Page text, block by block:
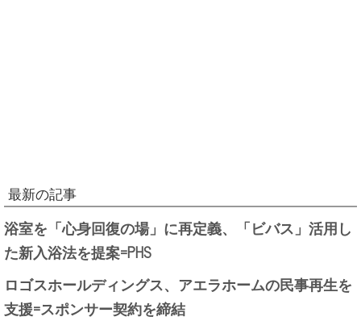
最新の記事
浴室を「心身回復の場」に再定義、「ビバス」活用し
た新入浴法を提案=PHS
ロゴスホールディングス、アエラホームの民事再生を
支援=スポンサー契約を締結